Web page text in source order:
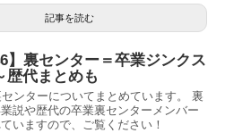
記事を読む
】裏センター＝卒業ジンクス
歴代まとめも
ンターについてまとめています。 裏
説や歴代の卒業裏センターメンバー
いますので、ご覧ください！